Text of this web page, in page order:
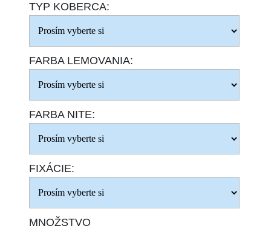
TYP KOBERCA:
FARBA LEMOVANIA:
FARBA NITE:
FIXÁCIE:
MNOŽSTVO